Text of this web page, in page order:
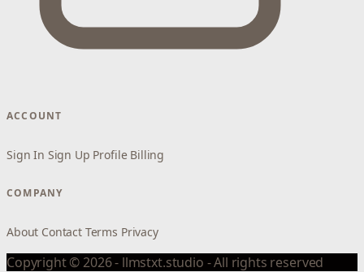
ACCOUNT
Sign In Sign Up Profile Billing
COMPANY
About Contact Terms Privacy
Copyright © 2026 - llmstxt.studio - All rights reserved